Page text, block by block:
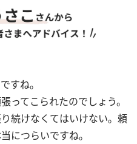
すね。
ってこられたのでしょう。
続けなくてはいけない。頼
につらいですね。